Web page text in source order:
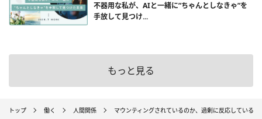
不器用な私が、AIと一緒に”ちゃんとしなきゃ”を
手放して見つけ...
もっと見る
トップ 働く 人間関係 マウンティングされているのか、過剰に反応している